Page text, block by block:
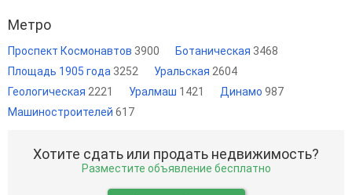
Метро
Проспект Космонавтов 3900 Ботаническая 3468
Площадь 1905 года 3252 Уральская 2604
Геологическая 2221 Уралмаш 1421 Динамо 987
Машиностроителей 617
Хотите сдать или продать недвижимость?
Разместите объявление бесплатно